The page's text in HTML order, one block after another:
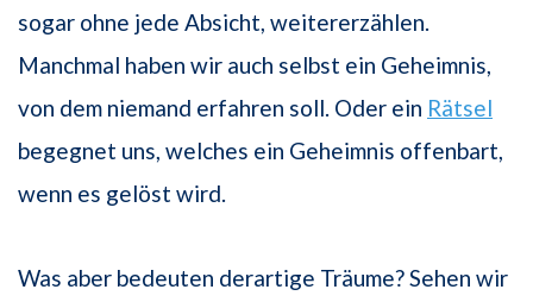
sogar ohne jede Absicht, weitererzählen.
Manchmal haben wir auch selbst ein Geheimnis,
von dem niemand erfahren soll. Oder ein Rätsel
begegnet uns, welches ein Geheimnis offenbart,
wenn es gelöst wird.
Was aber bedeuten derartige Träume? Sehen wir